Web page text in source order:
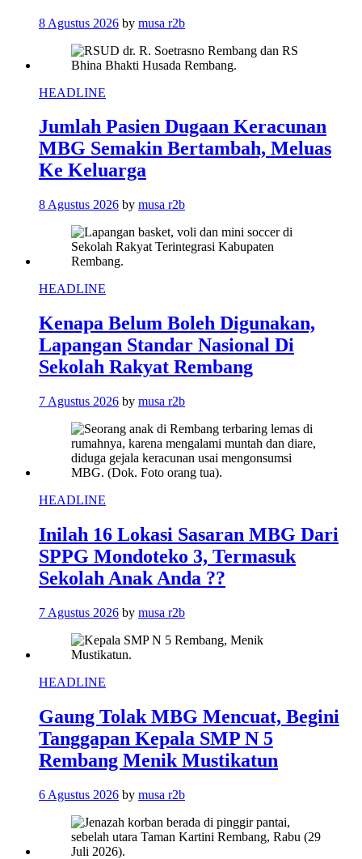
8 Agustus 2026 by musa r2b
HEADLINE
Jumlah Pasien Dugaan Keracunan
MBG Semakin Bertambah, Meluas
Ke Keluarga
8 Agustus 2026 by musa r2b
HEADLINE
Kenapa Belum Boleh Digunakan,
Lapangan Standar Nasional Di
Sekolah Rakyat Rembang
7 Agustus 2026 by musa r2b
HEADLINE
Inilah 16 Lokasi Sasaran MBG Dari
SPPG Mondoteko 3, Termasuk
Sekolah Anak Anda ??
7 Agustus 2026 by musa r2b
HEADLINE
Gaung Tolak MBG Mencuat, Begini
Tanggapan Kepala SMP N 5
Rembang Menik Mustikatun
6 Agustus 2026 by musa r2b